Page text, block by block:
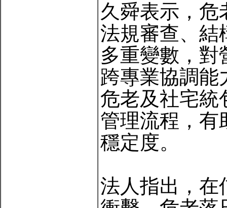
久舜表示，危
法規審查、結
多重變數，對
跨專業協調能
危老及社宅統
管理流程，有
穩定度。
法人指出，在